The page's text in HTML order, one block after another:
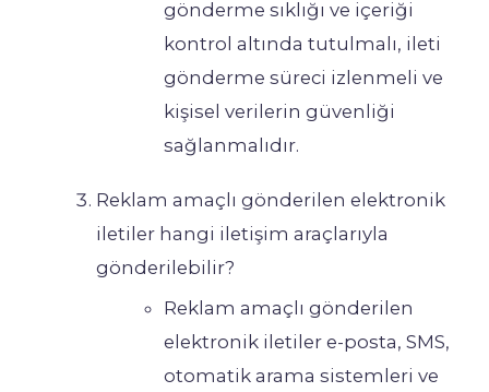
gönderme sıklığı ve içeriği
kontrol altında tutulmalı, ileti
gönderme süreci izlenmeli ve
kişisel verilerin güvenliği
sağlanmalıdır.
Reklam amaçlı gönderilen elektronik
iletiler hangi iletişim araçlarıyla
gönderilebilir?
Reklam amaçlı gönderilen
elektronik iletiler e-posta, SMS,
otomatik arama sistemleri ve